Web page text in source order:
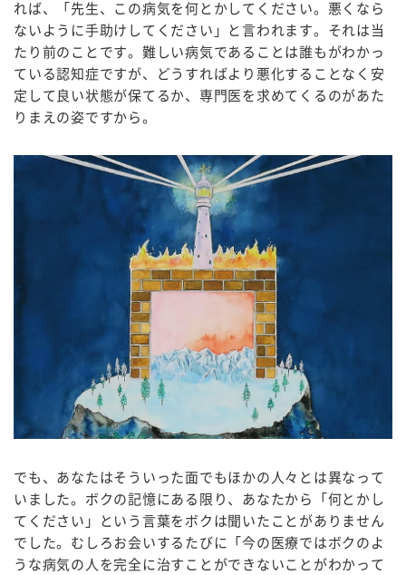
れば、「先生、この病気を何とかしてください。悪くなら
ないように手助けしてください」と言われます。それは当
たり前のことです。難しい病気であることは誰もがわかっ
ている認知症ですが、どうすればより悪化することなく安
定して良い状態が保てるか、専門医を求めてくるのがあた
りまえの姿ですから。
でも、あなたはそういった面でもほかの人々とは異なって
いました。ボクの記憶にある限り、あなたから「何とかし
てください」という言葉をボクは聞いたことがありません
でした。むしろお会いするたびに「今の医療ではボクのよ
うな病気の人を完全に治すことができないことがわかって